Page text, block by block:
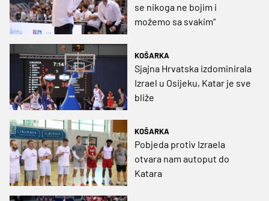
se nikoga ne bojim i
možemo sa svakim“
KOŠARKA
Sjajna Hrvatska izdominirala
Izrael u Osijeku, Katar je sve
bliže
KOŠARKA
Pobjeda protiv Izraela
otvara nam autoput do
Katara